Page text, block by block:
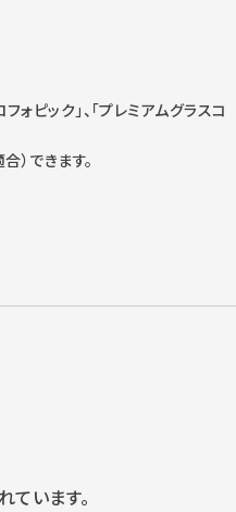
ピック」、「プレミアムグラスコ
）できます。
ています。